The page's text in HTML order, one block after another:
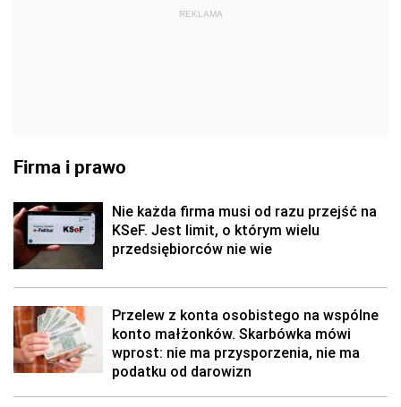
REKLAMA
Firma i prawo
Nie każda firma musi od razu przejść na
KSeF. Jest limit, o którym wielu
przedsiębiorców nie wie
Przelew z konta osobistego na wspólne
konto małżonków. Skarbówka mówi
wprost: nie ma przysporzenia, nie ma
podatku od darowizn